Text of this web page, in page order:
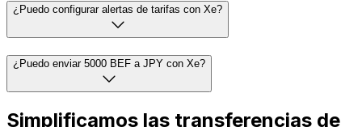
¿Puedo configurar alertas de tarifas con Xe?
¿Puedo enviar 5000 BEF a JPY con Xe?
Simplificamos las transferencias de